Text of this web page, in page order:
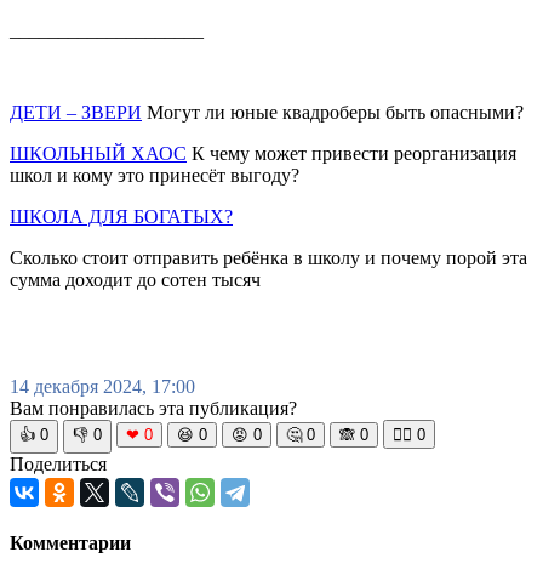
ДЕТИ – ЗВЕРИ Могут ли юные квадроберы быть опасными?
ШКОЛЬНЫЙ ХАОС К чему может привести реорганизация
школ и кому это принесёт выгоду?
ШКОЛА ДЛЯ БОГАТЫХ?
Сколько стоит отправить ребёнка в школу и почему порой эта
сумма доходит до сотен тысяч
14 декабря 2024, 17:00
Вам понравилась эта публикация?
👍 0 👎 0 ❤ 0 😆 0 😡 0 🤔 0 🙈 0 🧘‍♀️ 0
Поделиться
Комментарии